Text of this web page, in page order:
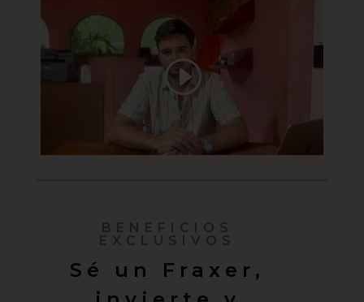
BENEFICIOS
EXCLUSIVOS
Sé un Fraxer,